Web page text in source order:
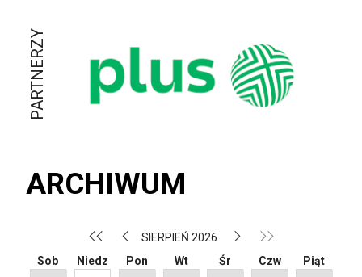
PARTNERZY
ARCHIWUM
SIERPIEŃ 2026
Sob
Niedz Pon Wt Śr Czw Piąt